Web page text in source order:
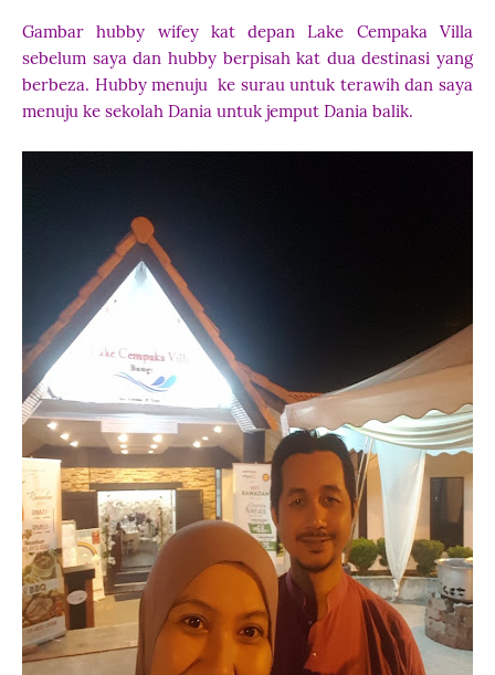
Gambar hubby wifey kat depan Lake Cempaka Villa
sebelum saya dan hubby berpisah kat dua destinasi yang
berbeza. Hubby menuju ke surau untuk terawih dan saya
menuju ke sekolah Dania untuk jemput Dania balik.